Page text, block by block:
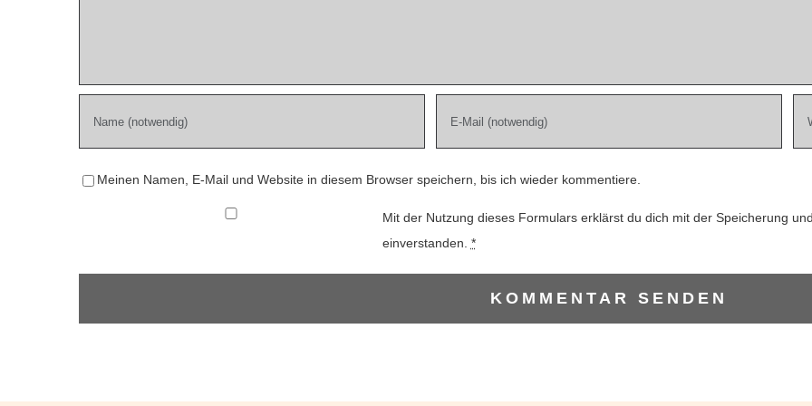
Meinen Namen, E-Mail und Website in diesem Browser speichern, bis ich wieder kommentiere.
Mit der Nutzung dieses Formulars erklärst du dich mit der Speicherung
einverstanden. *